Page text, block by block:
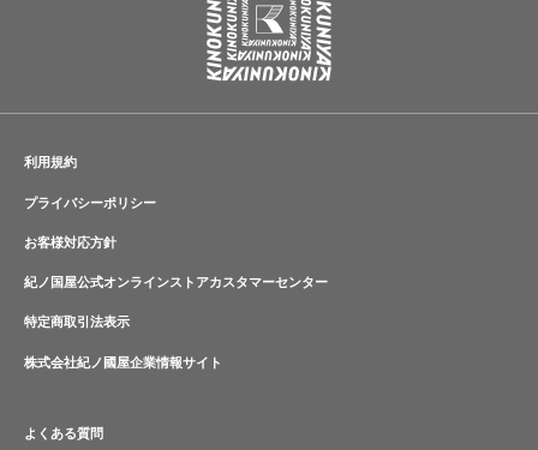
利用規約
プライバシーポリシー
お客様対応方針
紀ノ国屋公式オンラインストアカスタマーセンター
特定商取引法表示
株式会社紀ノ國屋企業情報サイト
よくある質問